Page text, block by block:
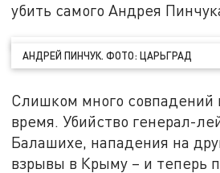
убить самого Андрея
АНДРЕЙ ПИНЧУК. ФОТО: ЦАРЬГРАД
Слишком много совпадений
время. Убийство генерал-
Балашихе, нападения на
взрывы в Крыму – и теперь